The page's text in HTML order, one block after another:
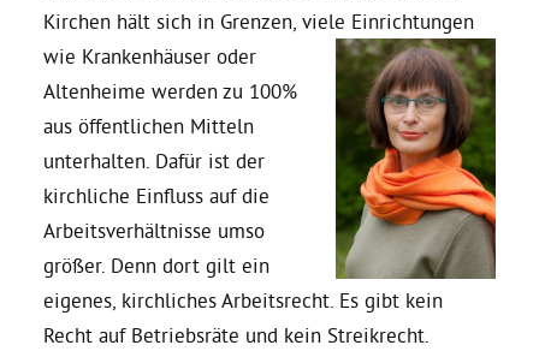
Grüne im Rathaus
Ratsmitglieder 2025 – 2030
Ratsanträge
Fraktionsgeschäftsstelle
Kirchen hält sich in Grenzen, viele Einrichtungen
wie Krankenhäuser oder
Altenheime werden zu 100%
aus öffentlichen Mitteln
unterhalten. Dafür ist der
kirchliche Einfluss auf die
Arbeitsverhältnisse umso
größer. Denn dort gilt ein
eigenes, kirchliches Arbeitsrecht. Es gibt kein
Recht auf Betriebsräte und kein Streikrecht.